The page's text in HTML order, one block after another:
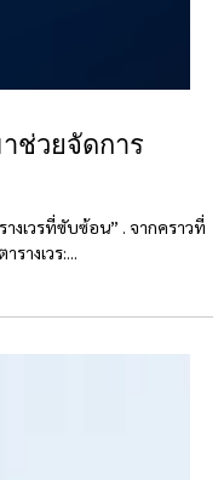
ช่วยจัดการ